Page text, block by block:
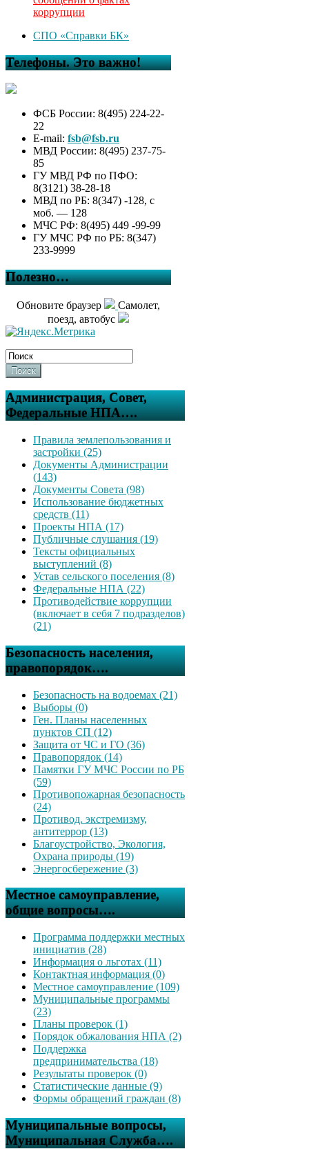
коррупции
СПО «Справки БК»
Телефоны. Это важно!
ФСБ России: 8(495) 224-22-
22
E-mail: fsb@fsb.ru
МВД России: 8(495) 237-75-
85
ГУ МВД РФ по ПФО:
8(3121) 38-28-18
МВД по РБ: 8(347) -128, с
моб. — 128
МЧС РФ: 8(495) 449 -99-99
ГУ МЧС РФ по РБ: 8(347)
233-9999
Полезно…
Обновите браузер
Самолет,
поезд, автобус
Поиск
Администрация, Совет,
Федеральные НПА….
Правила землепользования и
застройки (25)
Документы Администрации
(143)
Документы Совета (98)
Использование бюджетных
средств (11)
Проекты НПА (17)
Публичные слушания (19)
Тексты официальных
выступлений (8)
Устав сельского поселения (8)
Федеральные НПА (22)
Противодействие коррупции
(включает в себя 7 подразделов)
(21)
Безопасность населения,
правопорядок….
Безопасность на водоемах (21)
Выборы (0)
Ген. Планы населенных
пунктов СП (12)
Защита от ЧС и ГО (36)
Правопорядок (14)
Памятки ГУ МЧС России по РБ
(59)
Противопожарная безопасность
(24)
Противод. экстремизму,
антитеррор (13)
Благоустройство, Экология,
Охрана природы (19)
Энергосбережение (3)
Местное самоуправление,
общие вопросы….
Программа поддержки местных
инициатив (28)
Информация о льготах (11)
Контактная информация (0)
Местное самоуправление (109)
Муниципальные программы
(23)
Планы проверок (1)
Порядок обжалования НПА (2)
Поддержка
предпринимательства (18)
Результаты проверок (0)
Статистические данные (9)
Формы обращений граждан (8)
Муниципальные вопросы,
Муниципальная Служба….